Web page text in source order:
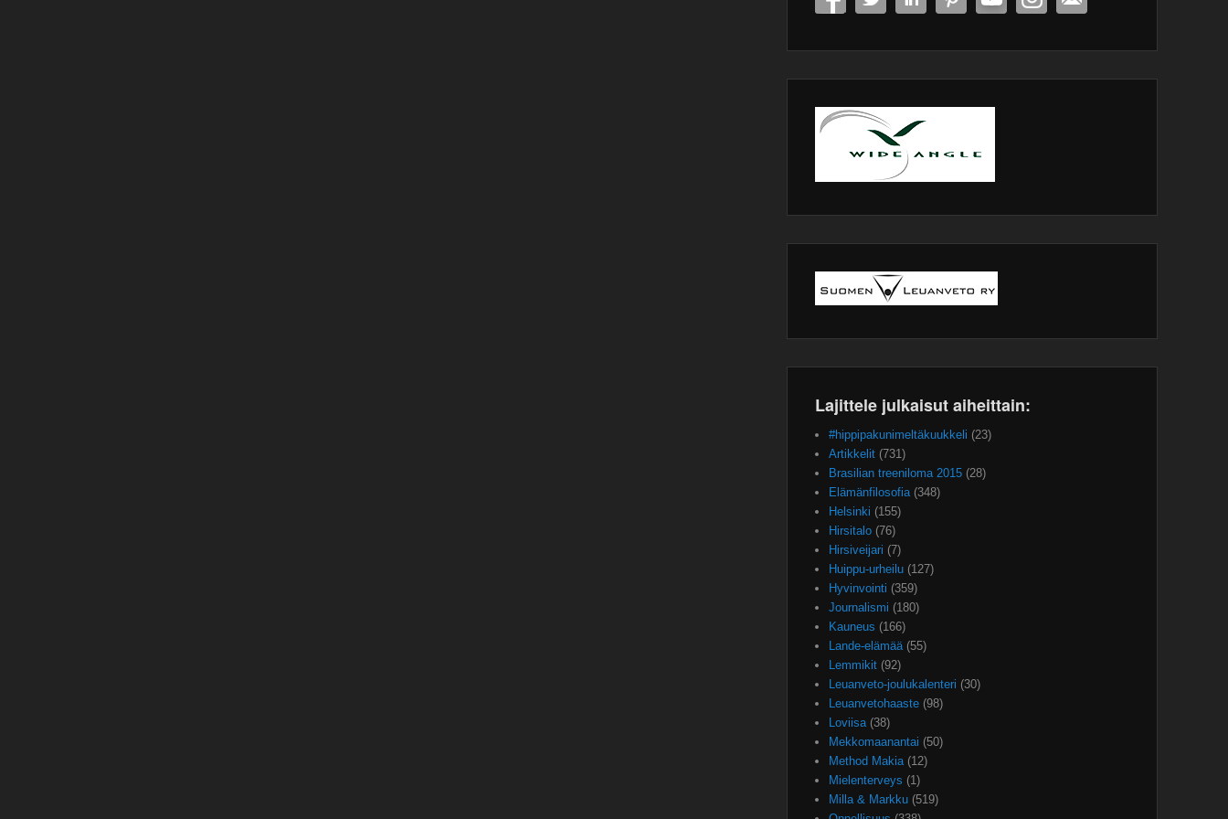
Lajittele julkaisut aiheittain:
#hippipakunimeltäkuukkeli (23)
Artikkelit (731)
Brasilian treeniloma 2015 (28)
Elämänfilosofia (348)
Helsinki (155)
Hirsitalo (76)
Hirsiveijari (7)
Huippu-urheilu (127)
Hyvinvointi (359)
Journalismi (180)
Kauneus (166)
Lande-elämää (55)
Lemmikit (92)
Leuanveto-joulukalenteri (30)
Leuanvetohaaste (98)
Loviisa (38)
Mekkomaanantai (50)
Method Makia (12)
Mielenterveys (1)
Milla & Markku (519)